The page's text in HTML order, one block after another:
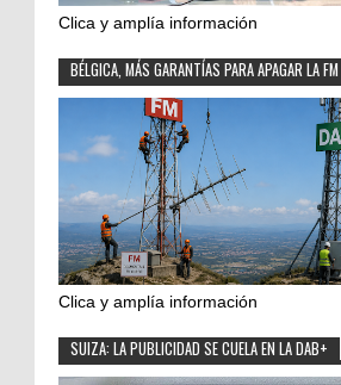
Clica y amplía información
BÉLGICA, MÁS GARANTÍAS PARA APAGAR LA FM
Clica y amplía información
SUIZA: LA PUBLICIDAD SE CUELA EN LA DAB+